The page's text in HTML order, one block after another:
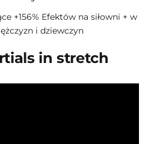
+156% Efektów na siłowni + w
i dziewczyn
in stretch